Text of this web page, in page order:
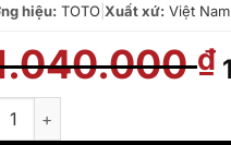
hiệu: TOTO Xuất xứ: Việt Nam
₫
cầu TOTO MS625DT8#XW -